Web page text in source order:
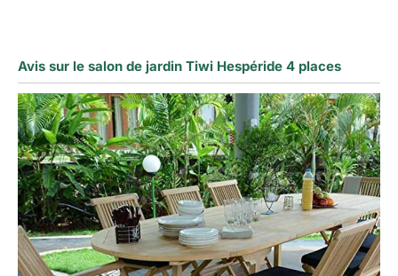
Avis sur le salon de jardin Tiwi Hespéride 4 places